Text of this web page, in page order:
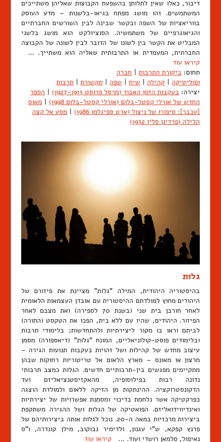
דיבור, כאלו שאין לתלותן בהשפעת הקבוצות שאליהן משתייכים
המשתמשים. זהו מושג מפתח בגיאו-בלשנות – מדע העוסק
בווריאציות של השפה ובקשר שבינה לבין השורשים החברתיים
והגיאוגרפיים של משתמשיה. הסוציולקט הוא מושג בלשני
המבליט את הקשר בין לשונו של הדובר לבין לשונה של הקבוצה
החברתית, המעמדית או התרבותית שאליה הוא משתייך. …
קיראו עוד
תחום: ביקורת התרבות | חברה
ופוליטיקה | קהילה | שיח | שפה | תקשורת | תרבות
יצירה: בעקבות הזמן האבוד (מרסל פרוסט 1927-1913) | הספר
החדש של אורלי קסטל-בלום (אורלי קסטל-בלום 1998)
| מאוס
[עכבר]: סיפורו של ניצול (ארט ספיגלמן 1986)
| מסע אל קצה
הלילה (פרדינן סלין 1932)
גלות
בהיסטוריה היהודית, המילה "גלות" מציינת את פיזורם של
היהודים מחוץ למולדתם ההיסטורית עם אובדן העצמאות הלאומית
לאחר חורבן בית שני (בשנת 70 לספירה) ואת מצבם לאחר
הפיזור. היהודים, שהיו עם ללא בית, הפכו את הטקסט (התורה)
לביתם וראו בו מקור ליצירתיות ולהתחדשות; בלימודי תרבות
ובלימודים פוסט-קולוניאליים, המונח "גלות" (דיאספורה) מסמן
עיצוב מחדש של קהילות ושל זהויות בעקבות תנועות הגירה –
מרצון או מאונס – מארץ הלאום אל טריטוריות רחוקות שבהן
מתקיימים מפגשים בין-תרבותיים חדשים. הגלות כמצב תרבותי
נדונה רבות בפילוסופיה, מהאקזיסטנציאליזם ועד
הדקונסטרוקציה. ההינתקות מן הזיקה ללאום ולמולדת הוצגה
כפרקטיקה אשר נלחמת בדיכוי ומסמנת אפשרויות של יצירתיות
ואינדיווידואליזם. הפואטיקה של הגלות ושל ההגירה משתקפת
ביצירות מרכזיות במאה ה-20. נוכל לגלות אותה ביצירותיהם של
פרנץ קפקא, ש"י עגנון, ולדימיר נבוקוב, מילן קונדרה, ו"ס
נאיפול, סלמאן רושדי ועוד. … קיראו עוד